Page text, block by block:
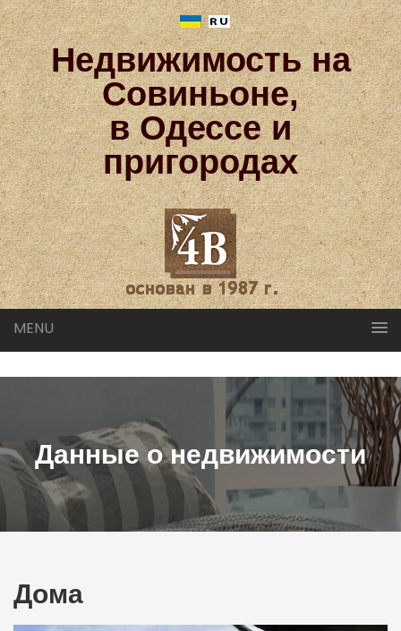
Недвижимость на
Совиньоне,
в Одессе и
пригородах
MENU
Данные о недвижимости
Дома